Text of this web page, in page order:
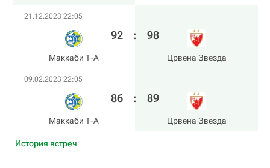
21.12.2023 22:05
Маккаби Т-А
92 : 98
Црвена Звезда
09.02.2023 22:05
Маккаби Т-А
86 : 89
Црвена Звезда
История встреч